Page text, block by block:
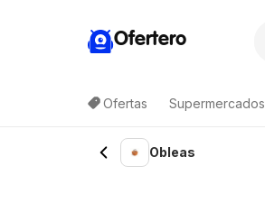
Ofertero
Ofertas Supermercados
Lista de productos
Obleas